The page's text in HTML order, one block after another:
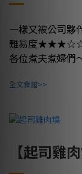
一樣又被公司夥
難易度
各位煮夫煮婦們
全文食譜>>
【起司雞肉